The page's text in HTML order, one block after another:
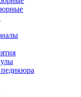
педикюра